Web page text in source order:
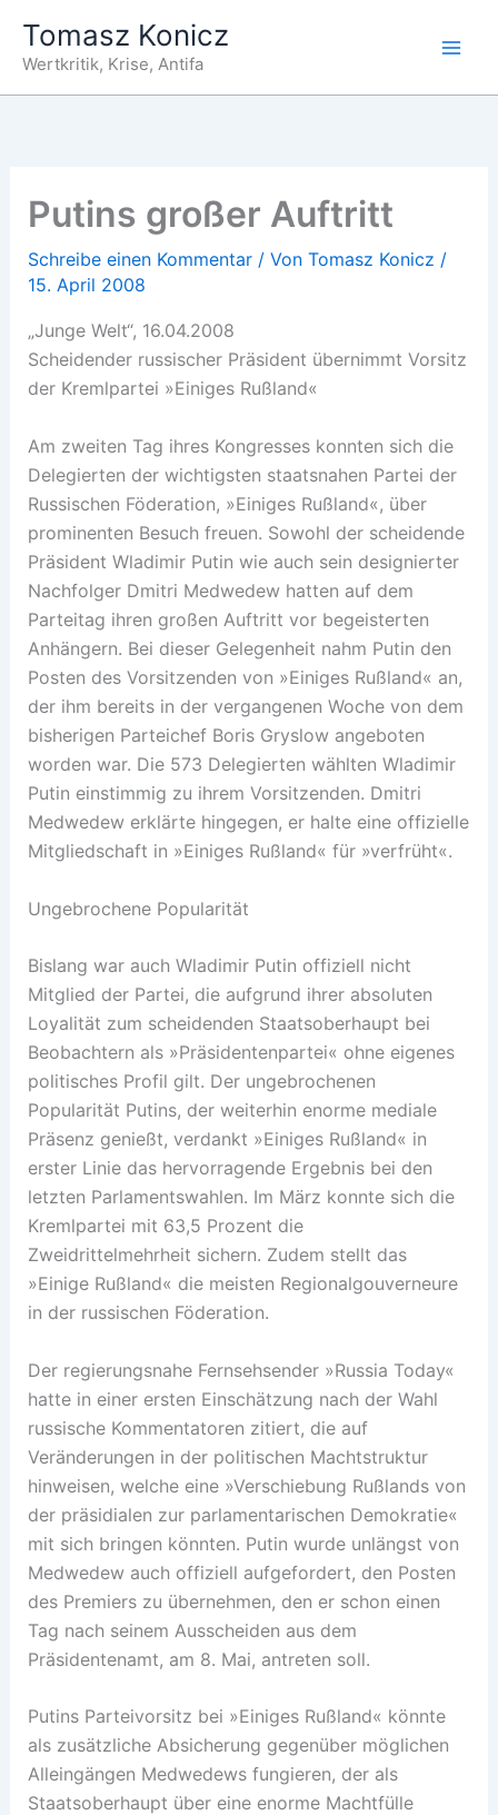
Inhalt
springen
Tomasz Konicz
Wertkritik, Krise, Antifa
Putins großer Auftritt
Schreibe einen Kommentar / Von Tomasz Konicz /
15. April 2008
„Junge Welt“, 16.04.2008
Scheidender russischer Präsident übernimmt Vorsitz
der Kremlpartei »Einiges Rußland«
Am zweiten Tag ihres Kongresses konnten sich die
Delegierten der wichtigsten staatsnahen Partei der
Russischen Föderation, »Einiges Rußland«, über
prominenten Besuch freuen. Sowohl der scheidende
Präsident Wladimir Putin wie auch sein designierter
Nachfolger Dmitri Medwedew hatten auf dem
Parteitag ihren großen Auftritt vor begeisterten
Anhängern. Bei dieser Gelegenheit nahm Putin den
Posten des Vorsitzenden von »Einiges Rußland« an,
der ihm bereits in der vergangenen Woche von dem
bisherigen Parteichef Boris Gryslow angeboten
worden war. Die 573 Delegierten wählten Wladimir
Putin einstimmig zu ihrem Vorsitzenden. Dmitri
Medwedew erklärte hingegen, er halte eine offizielle
Mitgliedschaft in »Einiges Rußland« für »verfrüht«.
Ungebrochene Popularität
Bislang war auch Wladimir Putin offiziell nicht
Mitglied der Partei, die aufgrund ihrer absoluten
Loyalität zum scheidenden Staatsoberhaupt bei
Beobachtern als »Präsidentenpartei« ohne eigenes
politisches Profil gilt. Der ungebrochenen
Popularität Putins, der weiterhin enorme mediale
Präsenz genießt, verdankt »Einiges Rußland« in
erster Linie das hervorragende Ergebnis bei den
letzten Parlamentswahlen. Im März konnte sich die
Kremlpartei mit 63,5 Prozent die
Zweidrittelmehrheit sichern. Zudem stellt das
»Einige Rußland« die meisten Regionalgouverneure
in der russischen Föderation.
Der regierungsnahe Fernsehsender »Russia Today«
hatte in einer ersten Einschätzung nach der Wahl
russische Kommentatoren zitiert, die auf
Veränderungen in der politischen Machtstruktur
hinweisen, welche eine »Verschiebung Rußlands von
der präsidialen zur parlamentarischen Demokratie«
mit sich bringen könnten. Putin wurde unlängst von
Medwedew auch offiziell aufgefordert, den Posten
des Premiers zu übernehmen, den er schon einen
Tag nach seinem Ausscheiden aus dem
Präsidentenamt, am 8. Mai, antreten soll.
Putins Parteivorsitz bei »Einiges Rußland« könnte
als zusätzliche Absicherung gegenüber möglichen
Alleingängen Medwedews fungieren, der als
Staatsoberhaupt über eine enorme Machtfülle